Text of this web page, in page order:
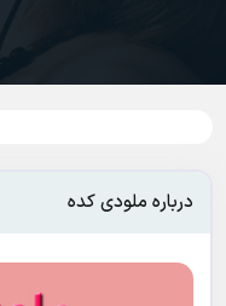
درباره ملودی کده